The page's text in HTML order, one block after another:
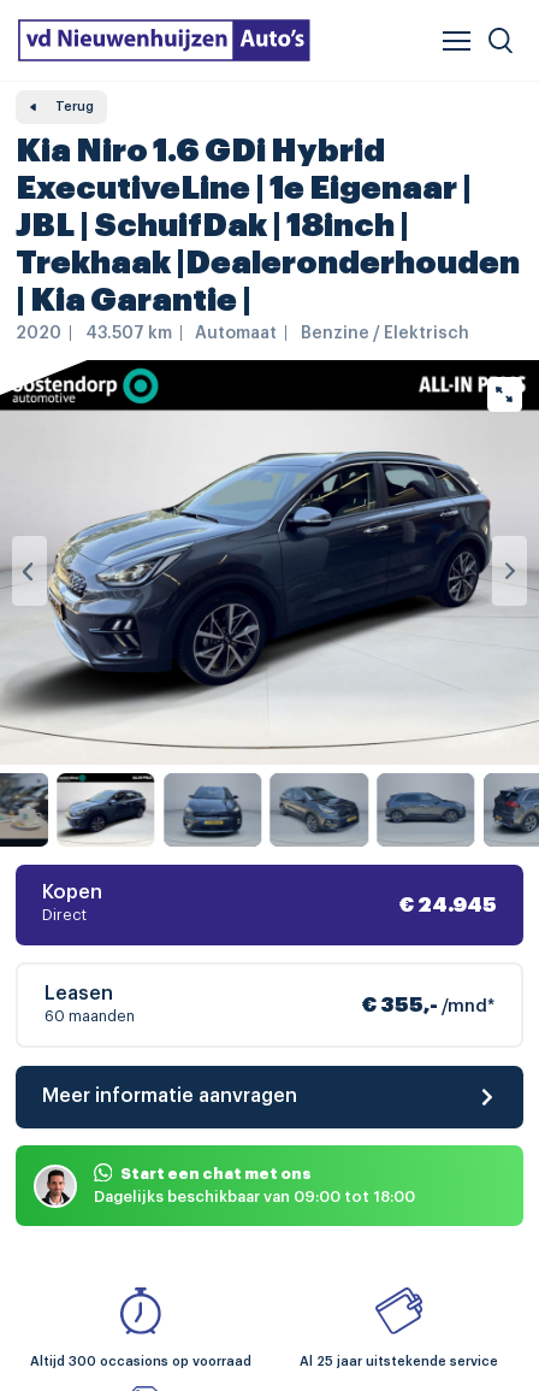
Leasing
Terug
Kia Niro 1.6 GDi Hybrid
ExecutiveLine | 1e Eigenaar |
JBL | SchuifDak | 18inch |
Trekhaak |Dealeronderhouden
| Kia Garantie |
2020 43.507 km Automaat Benzine / Elektrisch
Leasen
60 maanden
€ 355,- /mnd*
Kopen
Direct
€ 24.945
Meer informatie aanvragen
Start een chat met ons
Dagelijks beschikbaar van 09:00 tot 18:00
Altijd 300 occasions op voorraad Al 25 jaar uitstekende service